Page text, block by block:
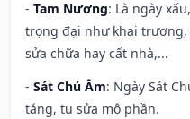
- Tam Nương: Là ngày
trọng đại như khai
sửa chữa hay cất nhà,...
- Sát Chủ Âm: Ngày Sát
táng, tu sửa mộ phần.